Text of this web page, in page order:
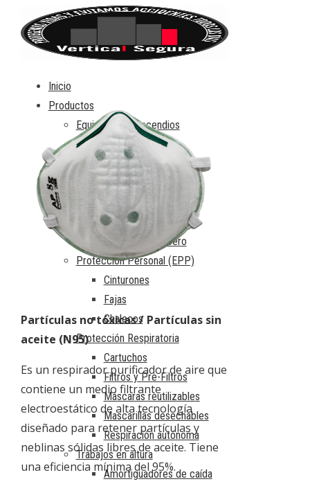
Inicio
Productos
Equipo contra Incendios
Accesorios
Botas
Cascos
Guantes
Monja o capucha
Trajes de bombero
Protección Personal (EPP)
Cinturones
Fajas
Chalecos
Protección Respiratoria
Cartuchos
Filtros y Pre-Filtros
Máscaras reutilizables
Mascarillas desechables
Respiración autónoma
Trabajos en altura
Amortiguadores de caída
Partículas no tóxicas / Partículas sin
aceite (N95)
Es un respirador purificador de aire que
contiene un medio filtrante
electroestático de alta tecnología
diseñado para retener partículas y
neblinas sólidas libres de aceite. Tiene
una eficiencia mínima del 95%.